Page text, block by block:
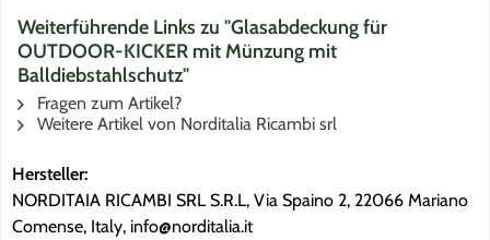
Weiterführende Links zu "Glasabdeckung für
OUTDOOR-KICKER mit Münzung mit
Balldiebstahlschutz"
Fragen zum Artikel?
Weitere Artikel von Norditalia Ricambi srl
Hersteller:
NORDITAIA RICAMBI SRL S.R.L, Via Spaino 2, 22066 Mariano
Comense, Italy, info@norditalia.it